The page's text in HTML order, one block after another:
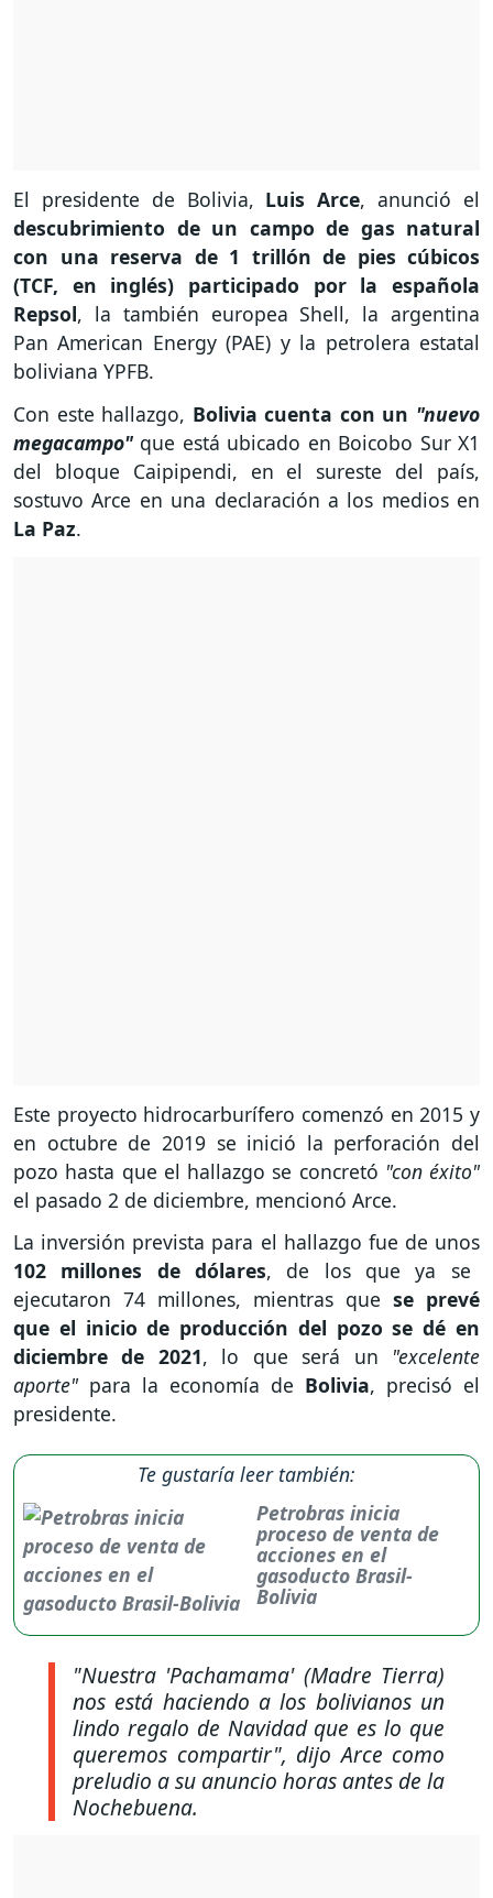
El presidente de Bolivia, Luis Arce, anunció el
descubrimiento de un campo de gas natural
con una reserva de 1 trillón de pies cúbicos
(TCF, en inglés) participado por la española
Repsol, la también europea Shell, la argentina
Pan American Energy (PAE) y la petrolera estatal
boliviana YPFB.
Con este hallazgo, Bolivia cuenta con un "nuevo
megacampo" que está ubicado en Boicobo Sur X1
del bloque Caipipendi, en el sureste del país,
sostuvo Arce en una declaración a los medios en
La Paz.
Este proyecto hidrocarburífero comenzó en 2015 y
en octubre de 2019 se inició la perforación del
pozo hasta que el hallazgo se concretó "con éxito"
el pasado 2 de diciembre, mencionó Arce.
La inversión prevista para el hallazgo fue de unos
102 millones de dólares, de los que ya se
ejecutaron 74 millones, mientras que se prevé
que el inicio de producción del pozo se dé en
diciembre de 2021, lo que será un "excelente
aporte" para la economía de Bolivia, precisó el
presidente.
Te gustaría leer también:
Petrobras inicia
proceso de venta de
acciones en el
gasoducto Brasil-
Bolivia
"Nuestra 'Pachamama' (Madre Tierra)
nos está haciendo a los bolivianos un
lindo regalo de Navidad que es lo que
queremos compartir", dijo Arce como
preludio a su anuncio horas antes de la
Nochebuena.